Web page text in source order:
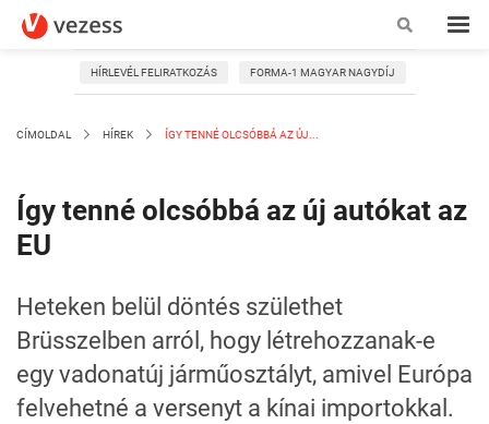
HÍRLEVÉL FELIRATKOZÁS FORMA-1 MAGYAR NAGYDÍJ
CÍMOLDAL HÍREK ÍGY TENNÉ OLCSÓBBÁ AZ ÚJ...
Így tenné olcsóbbá az új autókat az
EU
Heteken belül döntés születhet
Brüsszelben arról, hogy létrehozzanak-e
egy vadonatúj járműosztályt, amivel Európa
felvehetné a versenyt a kínai importokkal.